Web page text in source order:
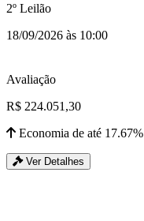
2º Leilão
18/09/2026 às 10:00
Avaliação
R$ 224.051,30
Economia de até 17.67%
Ver Detalhes